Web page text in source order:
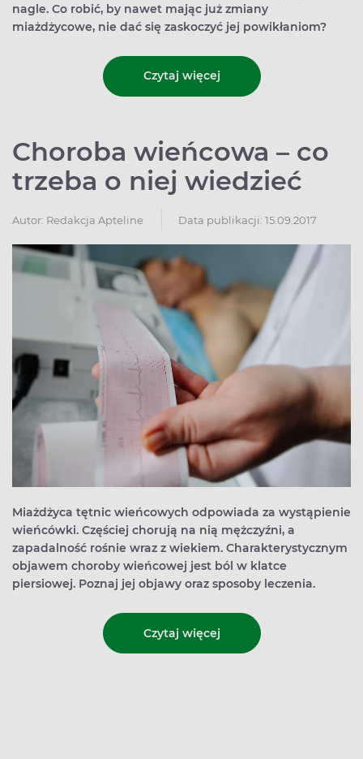
nagle. Co robić, by nawet mając już zmiany
miażdżycowe, nie dać się zaskoczyć jej powikłaniom?
Czytaj więcej
Choroba wieńcowa – co
trzeba o niej wiedzieć
Autor: Redakcja Apteline Data publikacji: 15.09.2017
Miażdżyca tętnic wieńcowych odpowiada za wystąpienie
wieńcówki. Częściej chorują na nią mężczyźni, a
zapadalność rośnie wraz z wiekiem. Charakterystycznym
objawem choroby wieńcowej jest ból w klatce
piersiowej. Poznaj jej objawy oraz sposoby leczenia.
Czytaj więcej